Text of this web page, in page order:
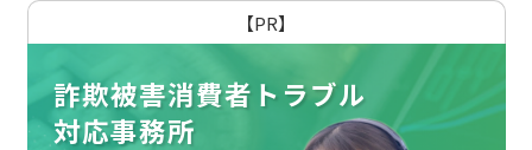
【PR】
詐欺被害消費者トラブル
対応事務所